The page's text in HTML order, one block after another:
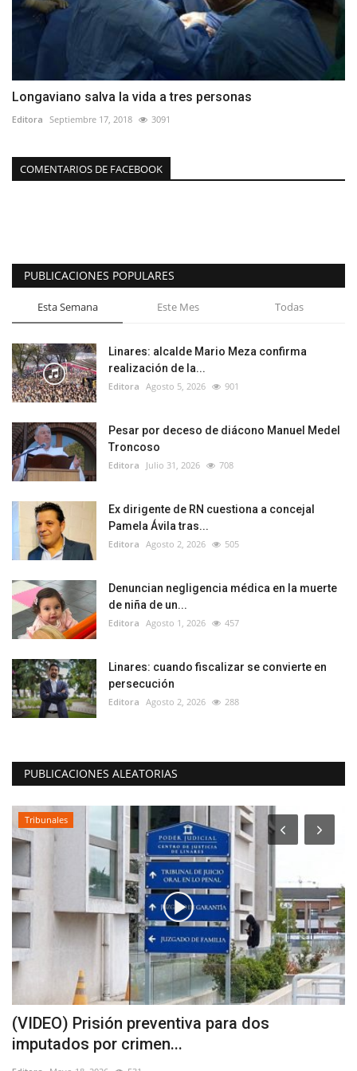
Longaviano salva la vida a tres personas
Editora Septiembre 17, 2018 3091
COMENTARIOS DE FACEBOOK
PUBLICACIONES POPULARES
Esta Semana Este Mes Todas
Linares: alcalde Mario Meza confirma
realización de la...
Editora Agosto 5, 2026 901
Pesar por deceso de diácono Manuel Medel
Troncoso
Editora Julio 31, 2026 708
Ex dirigente de RN cuestiona a concejal
Pamela Ávila tras...
Editora Agosto 2, 2026 505
Denuncian negligencia médica en la muerte
de niña de un...
Editora Agosto 1, 2026 457
Linares: cuando fiscalizar se convierte en
persecución
Editora Agosto 2, 2026 288
PUBLICACIONES ALEATORIAS
Tribunales
(VIDEO) Prisión preventiva para dos
imputados por crimen...